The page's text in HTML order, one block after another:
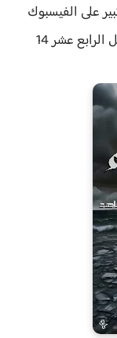
على الفيسبوك
عشر 14